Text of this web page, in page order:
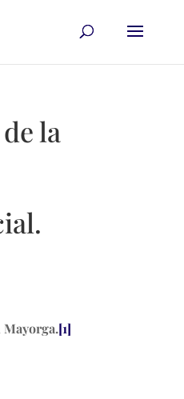
la
[1]